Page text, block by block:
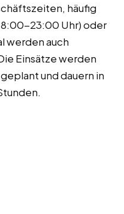
häufig
23:00 Uhr) oder
werden auch
Einsätze werden
und dauern in